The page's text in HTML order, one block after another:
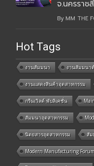
จ.นครราช
By MM THE
Hot Tags
งานสัมมนา งานสัมมนา
งานแสดงสินค้าอุตสาหกรรม
กรีนเวิลด์ พับลิเคชั่น
สัมมนาอุตสาหกรรม
นิตยสารอุตสาหกรรม สัม
Modern Manufacturing